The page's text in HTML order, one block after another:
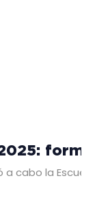
cabo la